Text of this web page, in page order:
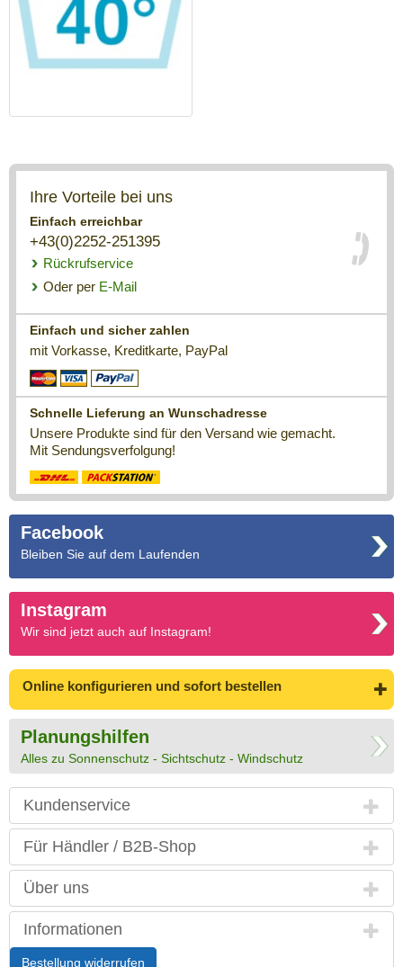
Ihre Vorteile bei uns
Einfach erreichbar
+43(0)2252-251395
Rückrufservice
Oder per E-Mail
Einfach und sicher zahlen
mit Vorkasse, Kreditkarte, PayPal
Schnelle Lieferung an Wunschadresse
Unsere Produkte sind für den Versand wie gemacht.
Mit Sendungsverfolgung!
Facebook
Bleiben Sie auf dem Laufenden
Instagram
Wir sind jetzt auch auf Instagram!
Online konfigurieren und sofort bestellen
Planungshilfen
Alles zu Sonnenschutz - Sichtschutz - Windschutz
Kundenservice
Für Händler / B2B-Shop
Über uns
Informationen
Bestellung widerrufen